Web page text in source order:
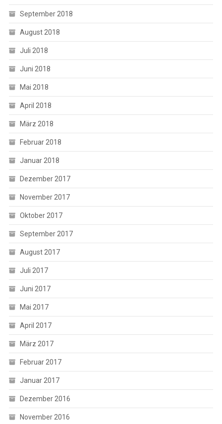
September 2018
August 2018
Juli 2018
Juni 2018
Mai 2018
April 2018
März 2018
Februar 2018
Januar 2018
Dezember 2017
November 2017
Oktober 2017
September 2017
August 2017
Juli 2017
Juni 2017
Mai 2017
April 2017
März 2017
Februar 2017
Januar 2017
Dezember 2016
November 2016